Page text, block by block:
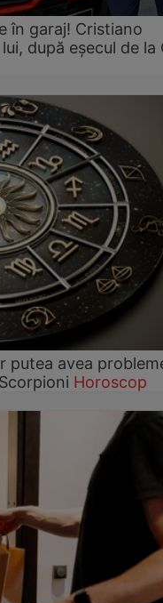
în garaj! Cristiano
după eșecul de la
putea avea
Horoscop